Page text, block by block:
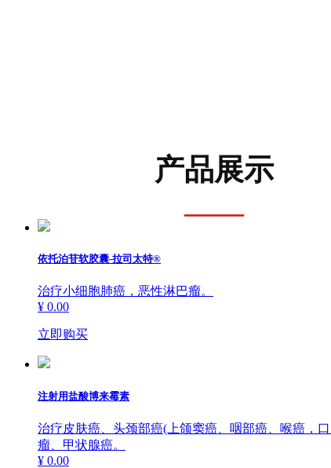
产品展示
——
依托泊苷软胶囊-拉司太特®
治疗小细胞肺癌，恶性淋巴瘤。
¥ 0.00
立即购买
注射用盐酸博来霉素
治疗皮肤癌、头颈部癌(上颌窦癌、咽部癌、喉癌，
瘤、甲状腺癌。
¥ 0.00